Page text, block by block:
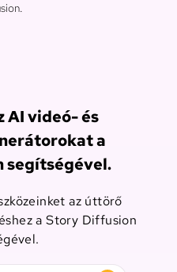
AI videó- és
a
segítségével.
az úttörő
a Story Diffusion